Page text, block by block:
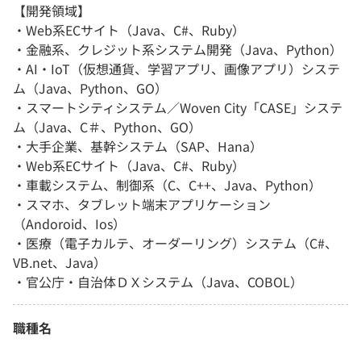
【開発領域】
・Web系ECサイト（Java、C#、Ruby）
・金融系、クレジット系システム開発（Java、Python）
・AI・IoT（仮想通貨、学習アプリ、画像アプリ）システ
ム（Java、Python、GO）
・スマートシティシステム／Woven City「CASE」システ
ム（Java、C＃、Python、GO）
・大手企業、基幹システム（SAP、Hana）
・Web系ECサイト（Java、C#、Ruby）
・車載システム、制御系（C、C++、Java、Python）
・スマホ、タブレット端末アプリケーション
（Andoroid、Ios）
・医療（電子カルテ、オーダーリング）システム（C#、
VB.net、Java）
・官公庁・自治体ＤＸシステム（Java、COBOL）
職種名